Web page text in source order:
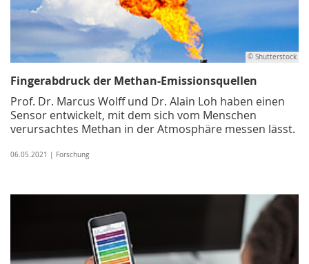
© Shutterstock
Fingerabdruck der Methan-Emissionsquellen
Prof. Dr. Marcus Wolff und Dr. Alain Loh haben einen
Sensor entwickelt, mit dem sich vom Menschen
verursachtes Methan in der Atmosphäre messen lässt.
06.05.2021 | Forschung